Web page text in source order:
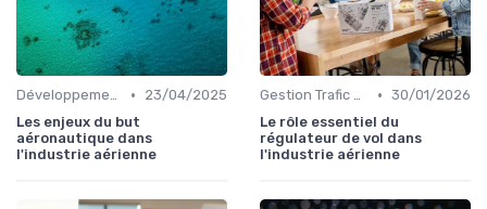
Développement Durable •
23/04/2025
Les enjeux du but
aéronautique dans
l'industrie aérienne
Gestion Trafic Aérien • 30/01/2026
Le rôle essentiel du
régulateur de vol dans
l'industrie aérienne